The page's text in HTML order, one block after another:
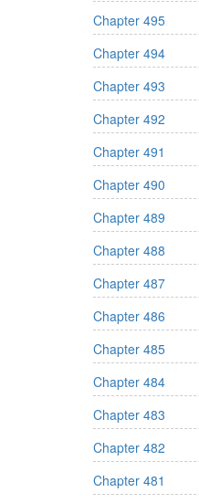
Chapter 495
Chapter 494
Chapter 493
Chapter 492
Chapter 491
Chapter 490
Chapter 489
Chapter 488
Chapter 487
Chapter 486
Chapter 485
Chapter 484
Chapter 483
Chapter 482
Chapter 481